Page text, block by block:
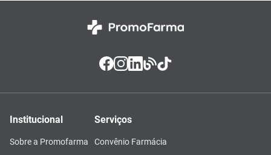
Institucional
Sobre a Promofarma
Serviços
Convênio Farmácia